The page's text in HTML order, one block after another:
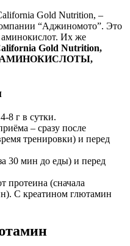
Gold Nutrition, –
“Аджиномото”. Это
аминокислот. Их же
Gold Nutrition,
8 г в сутки.
– сразу после
тренировки) и перед
30 мин до еды) и перед
протеина (сначала
С креатином глютамин